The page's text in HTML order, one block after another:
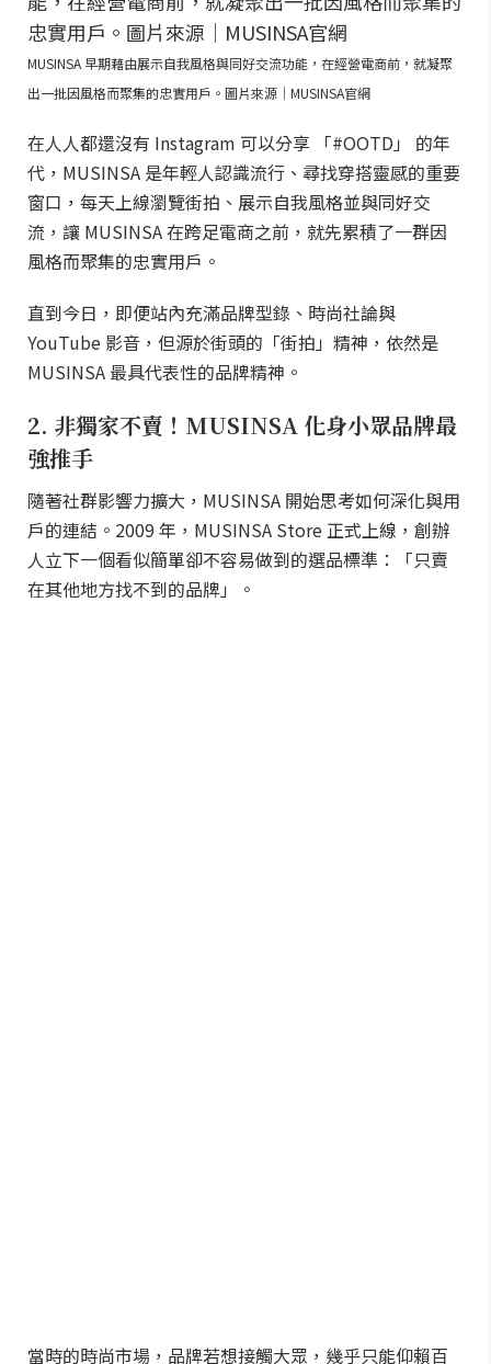
MUSINSA 早期藉由展示自我風格與同好交流功能，在經營電商前，就凝聚
出一批因風格而聚集的忠實用戶。圖片來源｜MUSINSA官網
在人人都還沒有 Instagram 可以分享 「#OOTD」 的年
代，MUSINSA 是年輕人認識流行、尋找穿搭靈感的重要
窗口，每天上線瀏覽街拍、展示自我風格並與同好交
流，讓 MUSINSA 在跨足電商之前，就先累積了一群因
風格而聚集的忠實用戶。
直到今日，即便站內充滿品牌型錄、時尚社論與
YouTube 影音，但源於街頭的「街拍」精神，依然是
MUSINSA 最具代表性的品牌精神。
2. 非獨家不賣！MUSINSA 化身小眾品牌最
強推手
隨著社群影響力擴大，MUSINSA 開始思考如何深化與用
戶的連結。2009 年，MUSINSA Store 正式上線，創辦
人立下一個看似簡單卻不容易做到的選品標準：「只賣
在其他地方找不到的品牌」。
當時的時尚市場，品牌若想接觸大眾，幾乎只能仰賴百